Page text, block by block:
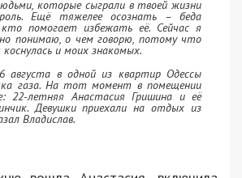
которые сыграли в твоей жизни
Ещё тяжелее осознать – беда
помогает избежать её. Сейчас я
понимаю, о чем говорю, потому что
и моих знакомых.
в одной из квартир Одессы
газа. На тот момент в помещении
22-летняя Анастасия Гришина и её
Девушки приехали на отдых из
Владислав.